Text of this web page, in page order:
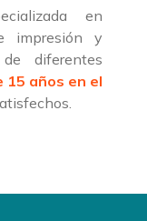
en
impresión y
diferentes
15 años en el